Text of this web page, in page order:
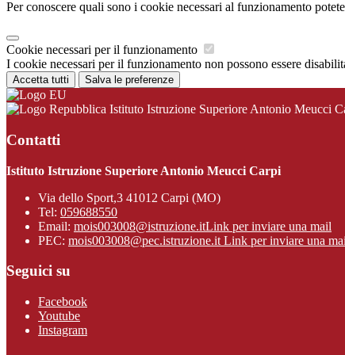
Per conoscere quali sono i cookie necessari al funzionamento
Cookie necessari per il funzionamento
I cookie necessari per il funzionamento non possono essere
Accetta tutti Salva le preferenze
Istituto Istruzione Superiore Antonio Meucci
Contatti
Istituto Istruzione Superiore Antonio Meucci Carpi
Via dello Sport,3 41012 Carpi (MO)
Tel: 059688550
Email: mois003008@istruzione.itLink per inviare una mail
PEC: mois003008@pec.istruzione.it Link per inviare una
Seguici su
Facebook
Youtube
Instagram